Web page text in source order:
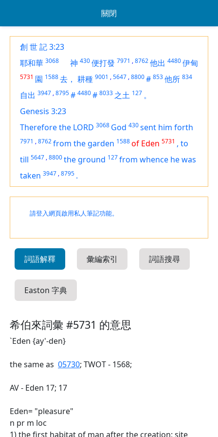
關閉
創 世 記 3:23
耶和華 3068 神 430便打發 7971 ,8762他出 4480伊甸
5731 園 1588去， 耕種 9001 ,5647 ,8800# 853他所 834
自出 3947 ,8795# 4480# 8033 之土 127 。
Genesis 3:23
Therefore the LORD 3068 God 430sent him forth
7971 ,8762from the garden 1588of Eden 5731 , to
till 5647 ,8800the ground 127from whence he was
taken 3947 ,8795 .
請登入網頁啟用私人筆記功能。
詞語解釋 彙編索引 詞語搜尋
Easton 字典
希伯來詞彙 #5731 的意思
`Eden {ay'-den}
the same as 05730; TWOT - 1568;
AV - Eden 17; 17
Eden= "pleasure"
n pr m loc
1) the first habitat of man after the creation; site